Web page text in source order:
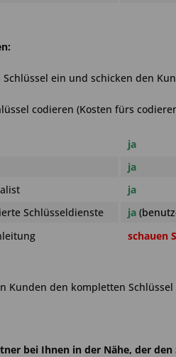
Schlüssel ein und schicken den
codieren (Kosten fürs
ja
ja
ja
Schlüsseldienste
ja
schauen
Kunden den kompletten
bei Ihnen in der Nähe, der